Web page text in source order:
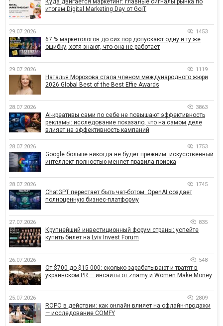
Куда двигается маркетинг: главные сигналы рынка по
итогам Digital Marketing Day от GoIT
29.07.2026 1453
67 % маркетологов до сих пор допускают одну и ту же
ошибку, хотя знают, что она не работает
29.07.2026 1119
Наталья Морозова стала членом международного жюри
2026 Global Best of the Best Effie Awards
28.07.2026 3863
AI-креативы сами по себе не повышают эффективность
рекламы: исследование показало, что на самом деле
влияет на эффективность кампаний
28.07.2026 1753
Google больше никогда не будет прежним: искусственный
интеллект полностью меняет правила поиска
28.07.2026 1745
ChatGPT перестает быть чат-ботом. OpenAI создает
полноценную бизнес-платформу
27.07.2026 835
Крупнейший инвестиционный форум страны: успейте
купить билет на Lviv Invest Forum
26.07.2026 548
От $700 до $15 000: сколько зарабатывают и тратят в
украинском PR — инсайты от znamy и Women Make Money
25.07.2026 2809
ROPO в действии: как онлайн влияет на офлайн-продажи
— исследование COMFY